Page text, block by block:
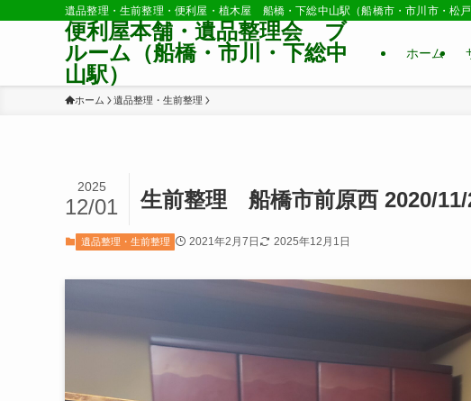
遺品整理・生前整理・便利屋・植木屋 船橋・下総中山駅（船橋市・市川市・松戸
便利屋本舗・遺品整理会 ブ
ルーム（船橋・市川・下総中
山駅）
ホーム
ホーム 遺品整理・生前整理
生前整理 船橋市前原西 2020/11/
2025
12/01
遺品整理・生前整理 2021年2月7日 2025年12月1日